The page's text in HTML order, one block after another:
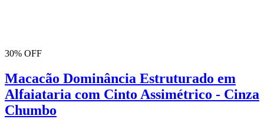
30% OFF
Macacão Dominância Estruturado em
Alfaiataria com Cinto Assimétrico - Cinza
Chumbo